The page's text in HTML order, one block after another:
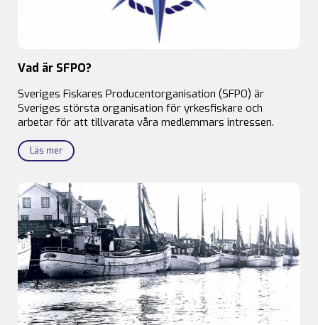
Vad är SFPO?
Sveriges Fiskares Producentorganisation (SFPO) är
Sveriges största organisation för yrkesfiskare och
arbetar för att tillvarata våra medlemmars intressen.
Läs mer